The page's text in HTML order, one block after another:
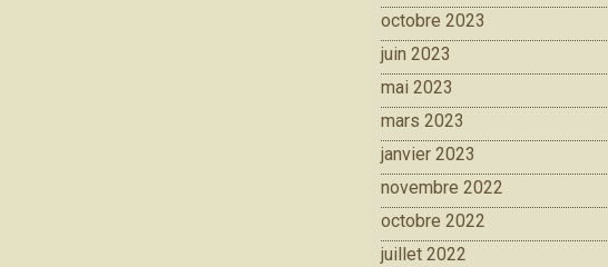
octobre 2023
juin 2023
mai 2023
mars 2023
janvier 2023
novembre 2022
octobre 2022
juillet 2022